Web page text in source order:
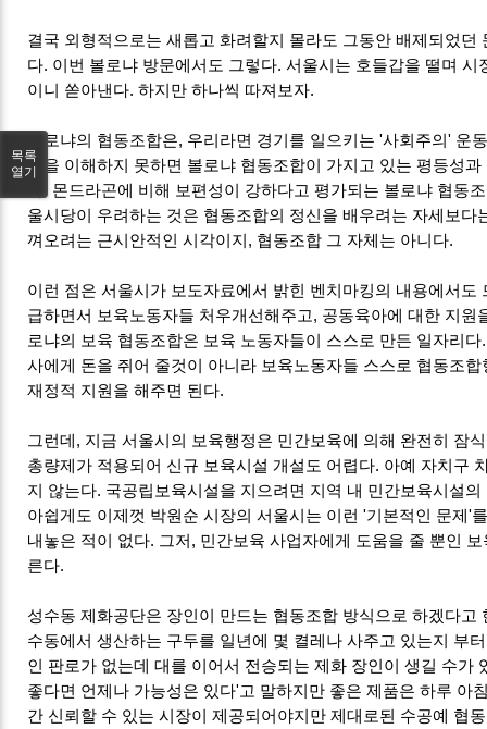
결국 외형적으로는 새롭고 화려할지 몰라도 그동안 배제되었던
다. 이번 볼로냐 방문에서도 그렇다. 서울시는 호들갑을 떨며 시
이니 쏟아낸다. 하지만 하나씩 따져보자.
볼로냐의 협동조합은, 우리라면 경기를 일으키는 '사회주의' 운
향을 이해하지 못하면 볼로냐 협동조합이 가지고 있는 평등성
다. 몬드라곤에 비해 보편성이 강하다고 평가되는 볼로냐 협동
울시당이 우려하는 것은 협동조합의 정신을 배우려는 자세보다
껴오려는 근시안적인 시각이지, 협동조합 그 자체는 아니다.
이런 점은 서울시가 보도자료에서 밝힌 벤치마킹의 내용에서도
급하면서 보육노동자들 처우개선해주고, 공동육아에 대한 지원
로냐의 보육 협동조합은 보육 노동자들이 스스로 만든 일자리
사에게 돈을 쥐어 줄것이 아니라 보육노동자들 스스로 협동조
재정적 지원을 해주면 된다.
그런데, 지금 서울시의 보육행정은 민간보육에 의해 완전히 잠
총량제가 적용되어 신규 보육시설 개설도 어렵다. 아예 자치구
지 않는다. 국공립보육시설을 지으려면 지역 내 민간보육시설
아쉽게도 이제껏 박원순 시장의 서울시는 이런 '기본적인 문제'
내놓은 적이 없다. 그저, 민간보육 사업자에게 도움을 줄 뿐인
른다.
성수동 제화공단은 장인이 만드는 협동조합 방식으로 하겠다고
수동에서 생산하는 구두를 일년에 몇 켤레나 사주고 있는지 부
인 판로가 없는데 대를 이어서 전승되는 제화 장인이 생길 수가
좋다면 언제나 가능성은 있다'고 말하지만 좋은 제품은 하루 아
간 신뢰할 수 있는 시장이 제공되어야지만 제대로된 수공예 협
목록
열기